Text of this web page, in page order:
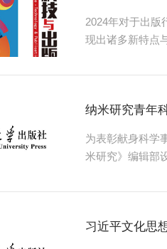
2024年对于出版
现出诸多新特点
必答题的答案。
纳米研究青年
为表彰献身科学
米研究》编辑部
潜力做出巨大贡
习近平文化思